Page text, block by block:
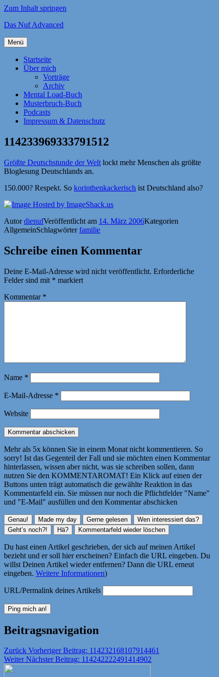
Zum Inhalt springen
Das Nuf Advanced
Menü
Startseite
Über mich
Vorträge
Archiv
Mental Load-Buch
Musterbruch-Buch
Podcasts
Impressum & Datenschutz
114233969333791512
Größte Deutschstunde der Welt lockt mehr Menschen als größte
Bloglesung Deutschlands an.
150.000? Respekt. So korinthenkackerisch ist Deutschland also?
AutordienufVeröffentlicht am 14. März 2006Kategorien
AllgemeinSchlagwörterfamilie
Schreibe einen Kommentar
Deine E-Mail-Adresse wird nicht veröffentlicht. Erforderliche
Felder sind mit * markiert
Kommentar *
Name *
E-Mail-Adresse *
Website
Mehr als 5x können Sie in einem Monat nicht kommentieren. So
sorry! Ist das Gegenteil der Fall und sie möchten einen Kommentar
hinterlassen, wissen aber nicht, was sie schreiben sollen, dann
nutzen Sie den KOMMENTAROMAT! Ein Klick auf einen der
Buttons unten trägt automatisch die gewählte Reaktion in das
Kommentarfeld ein. Sie müssen nur noch die Pflichtfelder "Name"
und "E-Mail" ausfüllen und den Kommentar abschicken
Du hast einen Artikel geschrieben, der sich auf meinen Artikel
bezieht und er soll hier erscheinen? Einfach die URL eingeben. Du
willst Deinen Artikel wieder entfernen? Dann die URL erneut
eingeben. Weitere Informationen)
URL/Permalink deines Artikels
Beitragsnavigation
Zurück Vorheriger Beitrag: 114232168107914461
Weiter Nächster Beitrag: 114242222491414902